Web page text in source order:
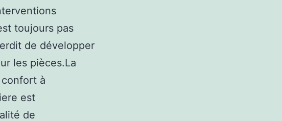
toujours pas
de développer
les pièces.La
à
est
de